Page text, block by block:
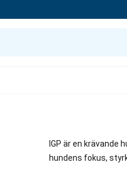
IGP är en krävande
hundens fokus,